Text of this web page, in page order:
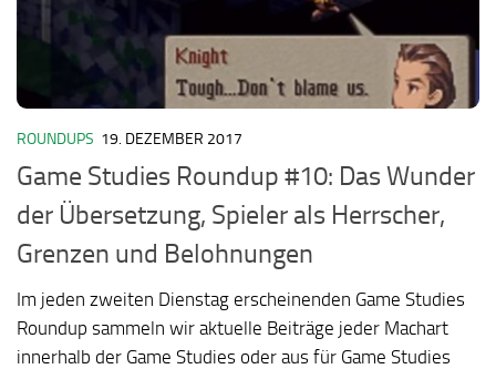
ROUNDUPS 19. DEZEMBER 2017
Game Studies Roundup #10: Das Wunder
der Übersetzung, Spieler als Herrscher,
Grenzen und Belohnungen
Im jeden zweiten Dienstag erscheinenden Game Studies
Roundup sammeln wir aktuelle Beiträge jeder Machart
innerhalb der Game Studies oder aus für Game Studies